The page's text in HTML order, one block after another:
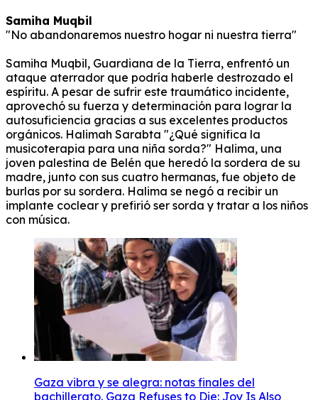
Samiha Muqbil
"No abandonaremos nuestro hogar ni nuestra tierra"
Samiha Muqbil, Guardiana de la Tierra, enfrentó un
ataque aterrador que podría haberle destrozado el
espíritu. A pesar de sufrir este traumático incidente,
aprovechó su fuerza y ​​determinación para lograr la
autosuficiencia gracias a sus excelentes productos
orgánicos. Halimah Sarabta "¿Qué significa la
musicoterapia para una niña sorda?" Halima, una
joven palestina de Belén que heredó la sordera de su
madre, junto con sus cuatro hermanas, fue objeto de
burlas por su sordera. Halima se negó a recibir un
implante coclear y prefirió ser sorda y tratar a los niños
con música.
Gaza vibra y se alegra: notas finales del
bachillerato. Gaza Refuses to Die: Joy Is Also